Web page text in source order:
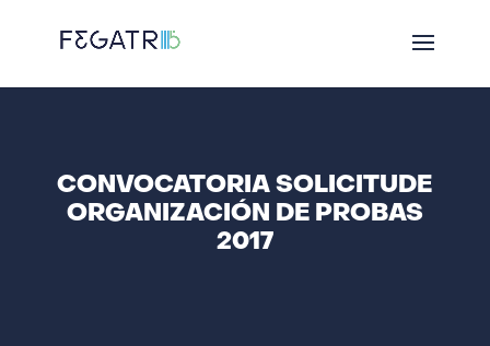
CONVOCATORIA SOLICITUDE
ORGANIZACIÓN DE PROBAS
2017